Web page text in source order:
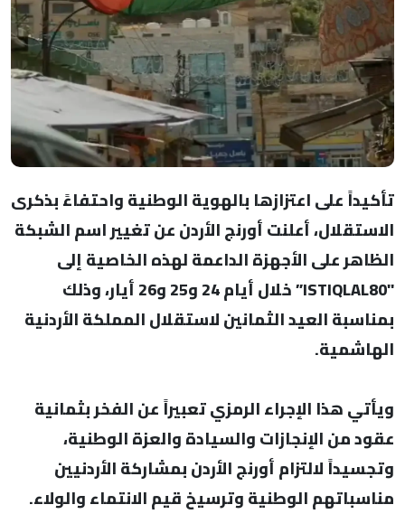
تأكيداً على اعتزازها بالهوية الوطنية واحتفاءً بذكرى
الاستقلال، أعلنت أورنج الأردن عن تغيير اسم الشبكة
الظاهر على الأجهزة الداعمة لهذه الخاصية إلى
"ISTIQLAL80” خلال أيام 24 و25 و26 أيار، وذلك
بمناسبة العيد الثمانين لاستقلال المملكة الأردنية
الهاشمية.
ويأتي هذا الإجراء الرمزي تعبيراً عن الفخر بثمانية
عقود من الإنجازات والسيادة والعزة الوطنية،
وتجسيداً لالتزام أورنج الأردن بمشاركة الأردنيين
مناسباتهم الوطنية وترسيخ قيم الانتماء والولاء.